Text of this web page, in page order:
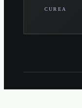
CUREA